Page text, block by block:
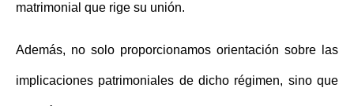
matrimonial que rige su unión.
Además, no solo proporcionamos orientación sobre las
implicaciones patrimoniales de dicho régimen, sino que